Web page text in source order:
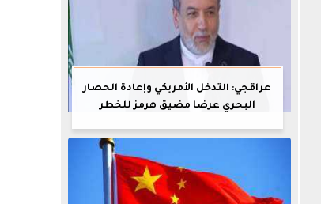
عراقجي: التدخل الأمريكي وإعادة الحصار
البحري عرضا مضيق هرمز للخطر